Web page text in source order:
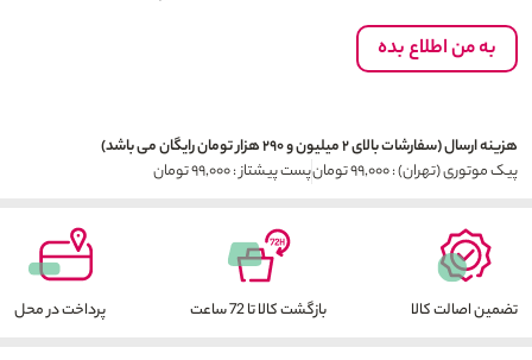
به من اطلاع بده
هزینه ارسال (سفارشات بالای ۲ میلیون و ۲۹۰ هزار تومان رایگان می باشد)
پیک موتوری (تهران) : ۹۹,۰۰۰ تومان
پست پیشتاز : ۹۹,۰۰۰ تومان
تضمین اصالت کالا بازگشت کالا تا 72 ساعت پرداخت در محل